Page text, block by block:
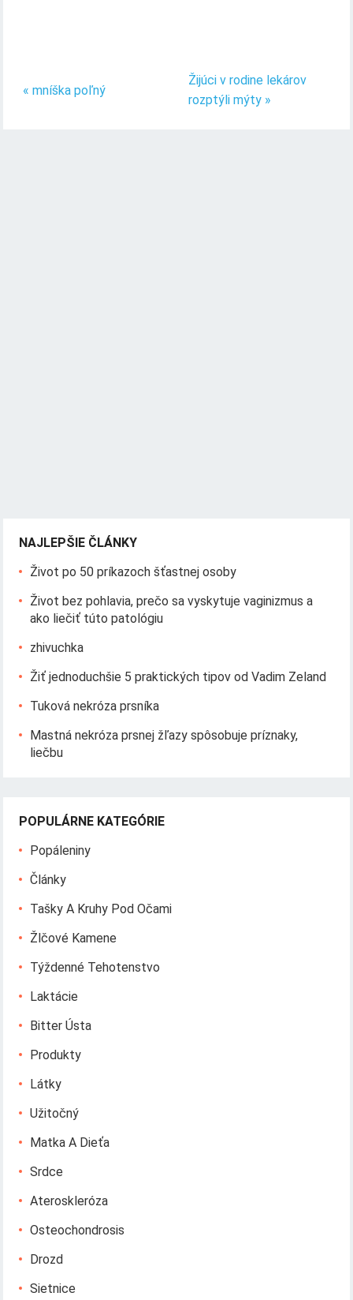
« mníška poľný
Žijúci v rodine lekárov
rozptýli mýty »
NAJLEPŠIE ČLÁNKY
Život po 50 príkazoch šťastnej osoby
Život bez pohlavia, prečo sa vyskytuje vaginizmus a
ako liečiť túto patológiu
zhivuchka
Žiť jednoduchšie 5 praktických tipov od Vadim Zeland
Tuková nekróza prsníka
Mastná nekróza prsnej žľazy spôsobuje príznaky,
liečbu
POPULÁRNE KATEGÓRIE
Popáleniny
Články
Tašky A Kruhy Pod Očami
Žlčové Kamene
Týždenné Tehotenstvo
Laktácie
Bitter Ústa
Produkty
Látky
Užitočný
Matka A Dieťa
Srdce
Ateroskleróza
Osteochondrosis
Drozd
Sietnice